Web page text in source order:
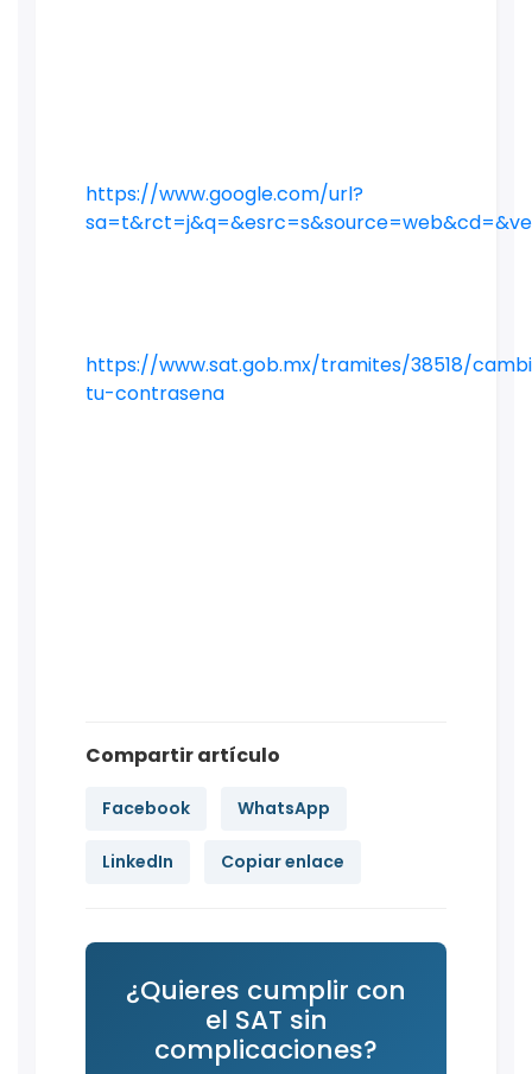
https://www.google.com/url?
https://www.sat.gob.mx/tramites/38518/
tu-contrasena
Compartir artículo
Facebook WhatsApp
LinkedIn Copiar enlace
¿Quieres cumplir con
el SAT sin
complicaciones?